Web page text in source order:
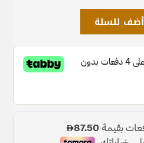
أضف للسلة